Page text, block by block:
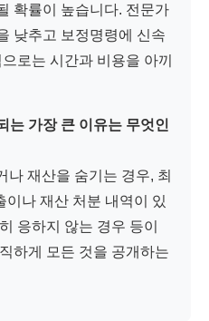
확률이 높습니다. 전문가
낮추고 보정명령에 신속
로는 시간과 비용을 아끼
는 가장 큰 이유는 무엇인
나 재산을 숨기는 경우, 최
이나 재산 처분 내역이 있
응하지 않는 경우 등이
하게 모든 것을 공개하는